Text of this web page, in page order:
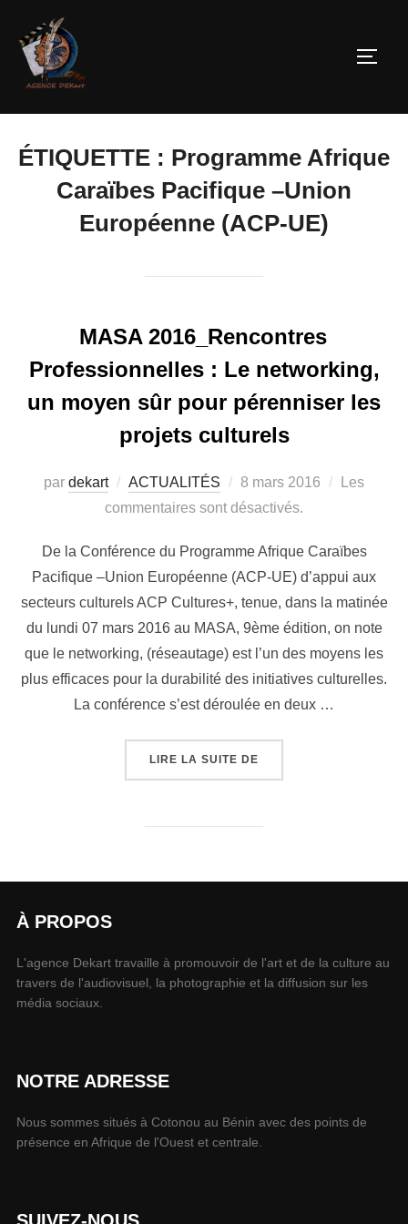
ÉTIQUETTE : Programme Afrique
Caraïbes Pacifique –Union
Européenne (ACP-UE)
MASA 2016_Rencontres
Professionnelles : Le networking,
un moyen sûr pour pérenniser les
projets culturels
par dekart ACTUALITÉS 8 mars 2016
Les
commentaires sont désactivés.
De la Conférence du Programme Afrique Caraïbes
Pacifique –Union Européenne (ACP-UE) d’appui aux
secteurs culturels ACP Cultures+, tenue, dans la matinée
du lundi 07 mars 2016 au MASA, 9ème édition, on note
que le networking, (réseautage) est l’un des moyens les
plus efficaces pour la durabilité des initiatives culturelles.
La conférence s’est déroulée en deux …
LIRE LA SUITE DE
À PROPOS
L'agence Dekart travaille à promouvoir de l'art et de la culture au
travers de l'audiovisuel, la photographie et la diffusion sur les
média sociaux.
NOTRE ADRESSE
Nous sommes situés à Cotonou au Bénin avec des points de
présence en Afrique de l'Ouest et centrale.